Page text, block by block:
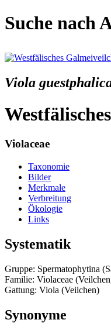
Suche nach
Viola
Violaceae
Taxonomie
Bilder
Merkmale
Verbreitung
Ökologie
Links
Systematik
Gruppe: Spermatophytina
Familie: Violaceae
Gattung: Viola (Veilchen)
Synonyme